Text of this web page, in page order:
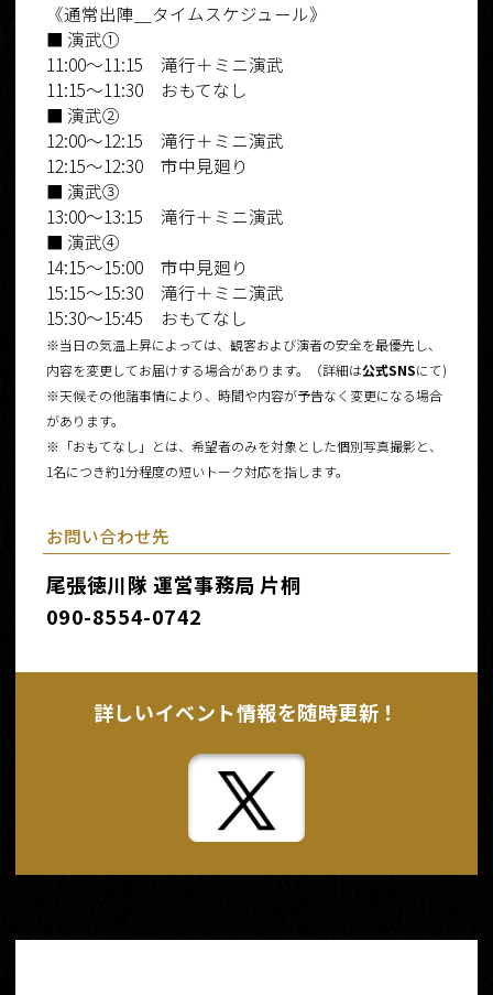
《通常出陣＿タイムスケジュール》
■ 演武①
11:00〜11:15 滝行＋ミニ演武
11:15〜11:30 おもてなし
■ 演武②
12:00〜12:15 滝行＋ミニ演武
12:15〜12:30 市中見廻り
■ 演武③
13:00〜13:15 滝行＋ミニ演武
■ 演武④
14:15〜15:00 市中見廻り
15:15〜15:30 滝行＋ミニ演武
15:30〜15:45 おもてなし
※当日の気温上昇によっては、観客および演者の安全を最優先し、
内容を変更してお届けする場合があります。（詳細は公式SNSにて)
※天候その他諸事情により、時間や内容が予告なく変更になる場合
があります。
※「おもてなし」とは、希望者のみを対象とした個別写真撮影と、
1名につき約1分程度の短いトーク対応を指します。
お問い合わせ先
尾張徳川隊 運営事務局 片桐
090-8554-0742
詳しいイベント情報を随時更新！